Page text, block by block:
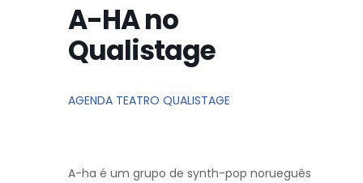
A-HA no
Qualistage
AGENDA TEATRO QUALISTAGE
A-ha é um grupo de synth-pop norueguês